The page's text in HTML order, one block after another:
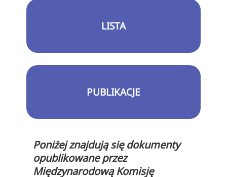
LISTA
PUBLIKACJE
Poniżej znajdują się dokumenty
opublikowane przez
Międzynarodową Komisję